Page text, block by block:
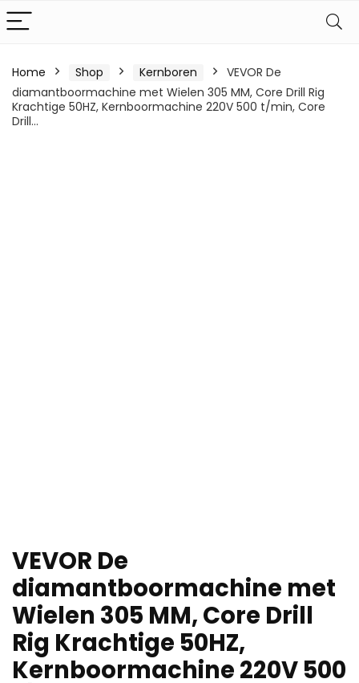
Home Shop Kernboren
VEVOR De
diamantboormachine met Wielen 305 MM, Core Drill Rig
Krachtige 50HZ, Kernboormachine 220V 500 t/min, Core
Drill…
VEVOR De
diamantboormachine met
Wielen 305 MM, Core Drill
Rig Krachtige 50HZ,
Kernboormachine 220V 500